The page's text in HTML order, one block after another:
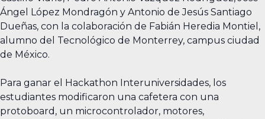
Ángel López Mondragón y Antonio de Jesús Santiago
Dueñas, con la colaboración de Fabián Heredia Montiel,
alumno del Tecnológico de Monterrey, campus ciudad
de México.
Para ganar el Hackathon Interuniversidades, los
estudiantes modificaron una cafetera con una
protoboard, un microcontrolador, motores,